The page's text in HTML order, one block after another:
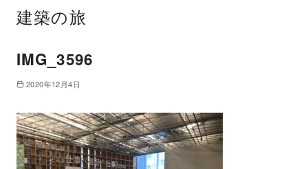
建築の旅
IMG_3596
2020年12月4日